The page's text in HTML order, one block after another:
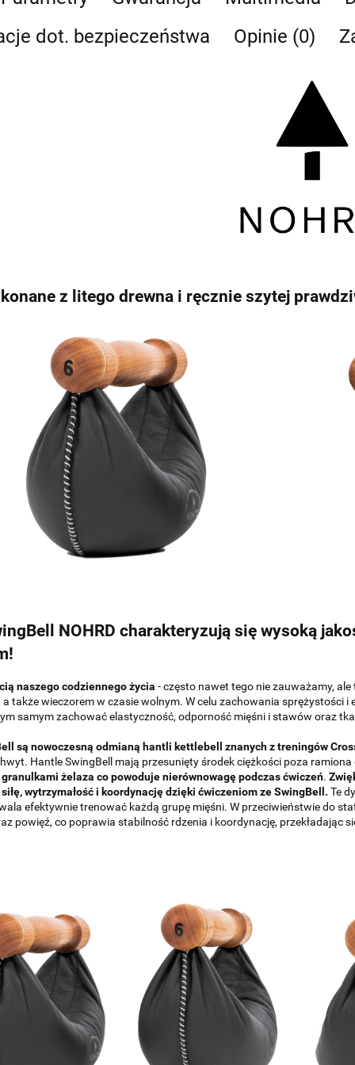
dot. bezpieczeństwa
Opinie (0)
z litego drewna i ręcznie szytej
NOHRD charakteryzują się wysoką
naszego codziennego życia - często nawet tego nie zauważamy,
a także wieczorem w czasie wolnym. W celu zachowania sprężystości
samym zachować elastyczność, odporność mięśni i stawów oraz
są nowoczesną odmianą hantli kettlebell znanych z treningów
Hantle SwingBell mają przesunięty środek ciężkości poza
granulkami żelaza co powoduje nierównowagę podczas ćwiczeń.
wytrzymałość i koordynację dzięki ćwiczeniom ze SwingBell. Te
efektywnie trenować każdą grupę mięśni. W przeciwieństwie do
powięź, co poprawia stabilność rdzenia i koordynację, przekładając